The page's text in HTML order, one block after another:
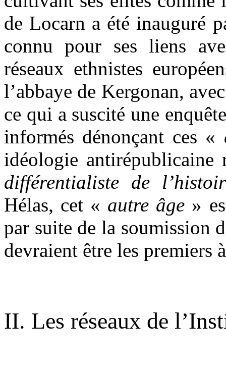
de Locarn a été inauguré
connu pour ses liens
réseaux ethnistes
l’abbaye de Kergonan,
ce qui a suscité une
informés dénonçant ces «
idéologie
différentialiste de
Hélas, cet « autre âge »
par suite de la soumission
devraient être les premiers
II. Les réseaux de